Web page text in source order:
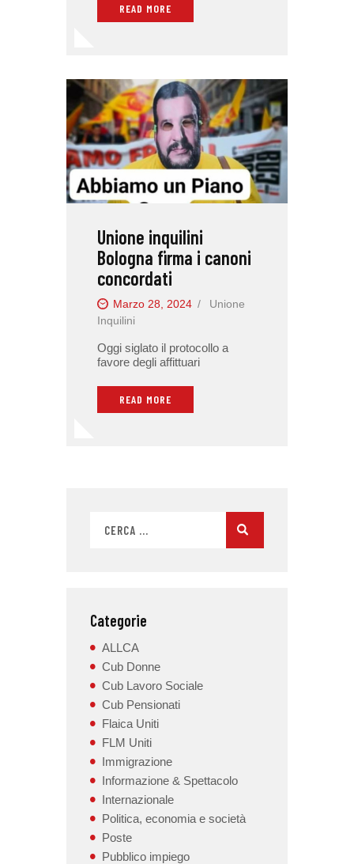
READ MORE
Unione inquilini
Bologna firma i canoni
concordati
Marzo 28, 2024
Unione
Inquilini
Oggi siglato il protocollo a
favore degli affittuari
READ MORE
Categorie
ALLCA
Cub Donne
Cub Lavoro Sociale
Cub Pensionati
Flaica Uniti
FLM Uniti
Immigrazione
Informazione & Spettacolo
Internazionale
Politica, economia e società
Poste
Pubblico impiego